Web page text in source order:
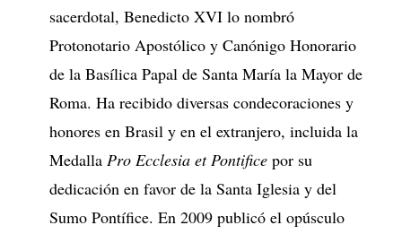
sacerdotal, Benedicto XVI lo nombró
Protonotario Apostólico y Canónigo Honorario
de la Basílica Papal de Santa María la Mayor de
Roma. Ha recibido diversas condecoraciones y
honores en Brasil y en el extranjero, incluida la
Medalla Pro Ecclesia et Pontificepor su
dedicación en favor de la Santa Iglesia y del
Sumo Pontífice. En 2009 publicó el opúsculo